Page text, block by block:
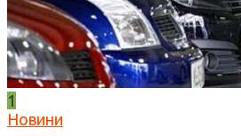
1
Новини